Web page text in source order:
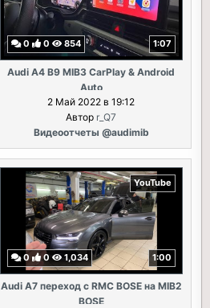
0 0 854 1:07
Audi A4 B9 MIB3 CarPlay & Android
Auto
2 Май 2022 в 19:12
Автор r_Q7
Видеоотчеты @audimib
YouTube
0 0 1,034 1:00
Audi A7 переход с RMC BOSE на MIB2
BOSE